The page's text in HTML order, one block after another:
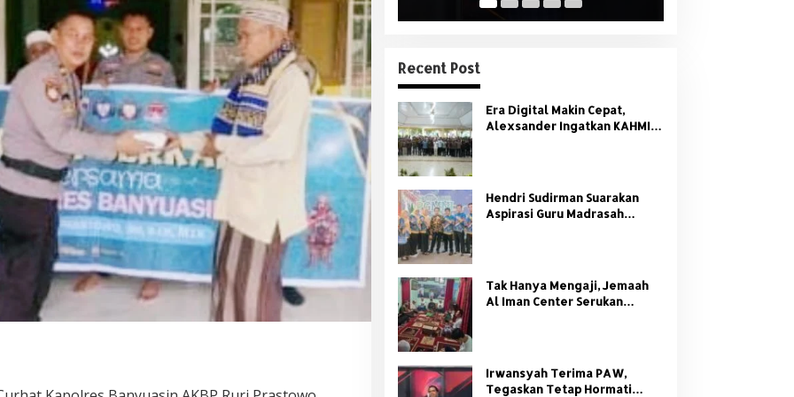
Recent Post
Era Digital Makin Cepat,
Alexsander Ingatkan KAHMI:
Hendri Sudirman Suarakan
Aspirasi Guru Madrasah
Tak Hanya Mengaji, Jemaah
Al Iman Center Serukan
Irwansyah Terima PAW,
Tegaskan Tetap Hormati